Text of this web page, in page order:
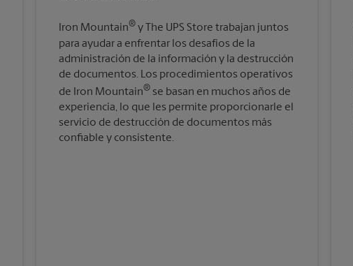
Iron Mountain® y The UPS Store trabajan juntos
para ayudar a enfrentar los desafíos de la
administración de la información y la destrucción
de documentos. Los procedimientos operativos
de Iron Mountain® se basan en muchos años de
experiencia, lo que les permite proporcionarle el
servicio de destrucción de documentos más
confiable y consistente.